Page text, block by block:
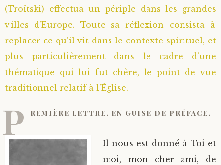
(Troïtski) effectua un périple dans les grandes
villes d’Europe. Toute sa réflexion consista à
replacer ce qu’il vit dans le contexte spirituel, et
plus particulièrement dans le cadre d’une
thématique qui lui fut chère, le point de vue
traditionnel relatif à l’Église.
P REMIÈRE LETTRE. EN GUISE DE PRÉFACE.
Il nous est donné à Toi et
moi, mon cher ami, de